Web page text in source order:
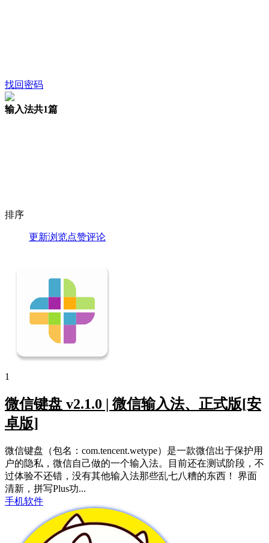
找回密码
输入法共1篇
排序
更新浏览点赞评论
1
微信键盘 v2.1.0 | 微信输入法、正式版[安
卓版]
微信键盘（包名：com.tencent.wetype）是一款微信出于保护用
户的隐私，微信自己做的一个输入法。目前还在测试阶段，不
过体验不还错，没有其他输入法那些乱七八糟的东西！ 界面
清新，拼写Plus功...
手机软件